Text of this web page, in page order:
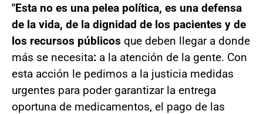
"Esta no es una pelea política, es una defensa
de la vida, de la dignidad de los pacientes y de
los recursos públicos que deben llegar a donde
más se necesita: a la atención de la gente. Con
esta acción le pedimos a la justicia medidas
urgentes para poder garantizar la entrega
oportuna de medicamentos, el pago de las